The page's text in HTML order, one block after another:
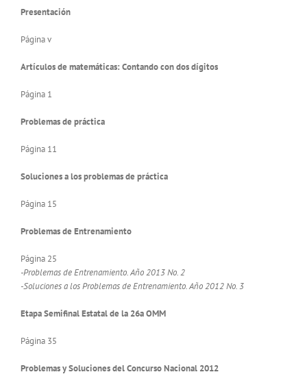
Presentación
Página v
Artículos de matemáticas: Contando con dos dígitos
Página 1
Problemas de práctica
Página 11
Soluciones a los problemas de práctica
Página 15
Problemas de Entrenamiento
Página 25
-Problemas de Entrenamiento. Año 2013 No. 2
-Soluciones a los Problemas de Entrenamiento. Año 2012 No. 3
Etapa Semifinal Estatal de la 26a OMM
Página 35
Problemas y Soluciones del Concurso Nacional 2012